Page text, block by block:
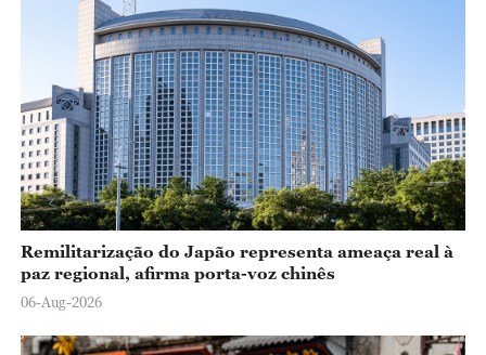
Remilitarização do Japão representa ameaça real à
paz regional, afirma porta-voz chinês
06-Aug-2026